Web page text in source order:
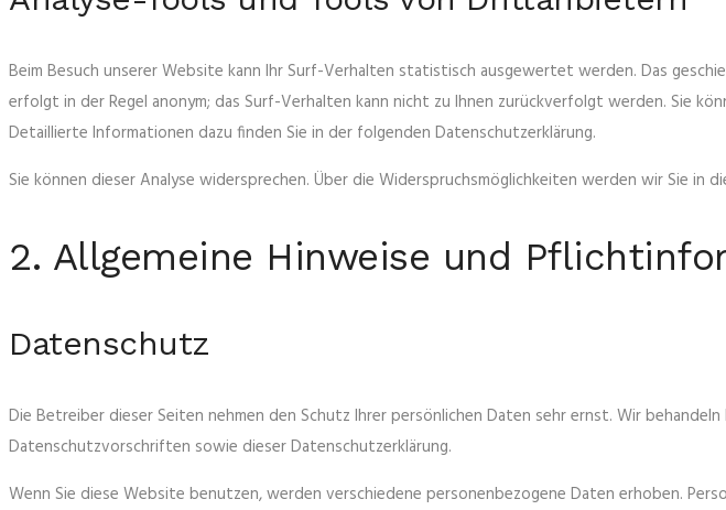
Beim Besuch unserer Website kann Ihr Surf-Verhalten statistisch ausgewertet werden. Das
erfolgt in der Regel anonym; das Surf-Verhalten kann nicht zu Ihnen zurückverfolgt werden. Sie
Detaillierte Informationen dazu finden Sie in der folgenden Datenschutzerklärung.
Sie können dieser Analyse widersprechen. Über die Widerspruchsmöglichkeiten werden wir Sie in
2. Allgemeine Hinweise und
Datenschutz
Die Betreiber dieser Seiten nehmen den Schutz Ihrer persönlichen Daten sehr ernst. Wir
Datenschutzvorschriften sowie dieser Datenschutzerklärung.
Wenn Sie diese Website benutzen, werden verschiedene personenbezogene Daten erhoben.